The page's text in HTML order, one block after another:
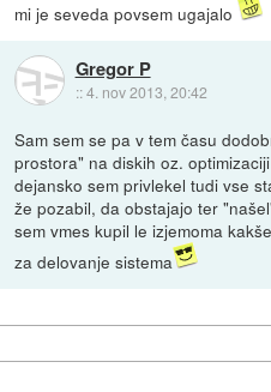
mi je seveda povsem ugajalo
Gregor P
::4. nov 2013, 20:42
Sam sem se pa v tem času
prostora" na diskih oz.
dejansko sem privlekel tudi vse
že pozabil, da obstajajo ter
sem vmes kupil le izjemoma
za delovanje sistema